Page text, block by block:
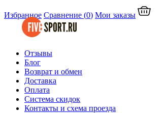
Избранное Сравнение (0) Мои заказы
Отзывы
Блог
Возврат и обмен
Доставка
Оплата
Система скидок
Контакты и схема проезда